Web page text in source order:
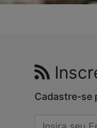
Cadastre-se